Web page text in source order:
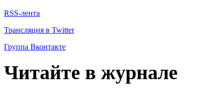
RSS-лента
Трансляция в Twitter
Группа Вконтакте
Читайте в журнале